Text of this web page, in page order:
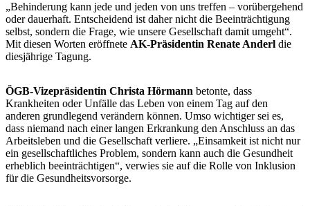
„Behinderung kann jede und jeden von uns treffen – vorübergehend
oder dauerhaft. Entscheidend ist daher nicht die Beeinträchtigung
selbst, sondern die Frage, wie unsere Gesellschaft damit umgeht“.
Mit diesen Worten eröffnete AK-Präsidentin Renate Anderl die
diesjährige Tagung.
ÖGB-Vizepräsidentin Christa Hörmann betonte, dass
Krankheiten oder Unfälle das Leben von einem Tag auf den
anderen grundlegend verändern können. Umso wichtiger sei es,
dass niemand nach einer langen Erkrankung den Anschluss an das
Arbeitsleben und die Gesellschaft verliere. „Einsamkeit ist nicht nur
ein gesellschaftliches Problem, sondern kann auch die Gesundheit
erheblich beeinträchtigen“, verwies sie auf die Rolle von Inklusion
für die Gesundheitsvorsorge.